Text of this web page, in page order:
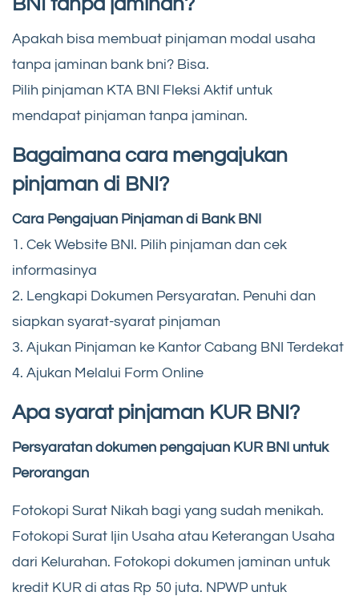
Apakah bisa membuat pinjaman modal usaha
tanpa jaminan bank bni? Bisa.
Pilih pinjaman KTA BNI Fleksi Aktif untuk
mendapat pinjaman tanpa jaminan.
Bagaimana cara mengajukan
pinjaman di BNI?
Cara Pengajuan Pinjaman di Bank BNI
1. Cek Website BNI. Pilih pinjaman dan cek
informasinya
2. Lengkapi Dokumen Persyaratan. Penuhi dan
siapkan syarat-syarat pinjaman
3. Ajukan Pinjaman ke Kantor Cabang BNI Terdekat
4. Ajukan Melalui Form Online
Apa syarat pinjaman KUR BNI?
Persyaratan dokumen pengajuan KUR BNI untuk
Perorangan
Fotokopi Surat Nikah bagi yang sudah menikah.
Fotokopi Surat Ijin Usaha atau Keterangan Usaha
dari Kelurahan. Fotokopi dokumen jaminan untuk
kredit KUR di atas Rp 50 juta. NPWP untuk